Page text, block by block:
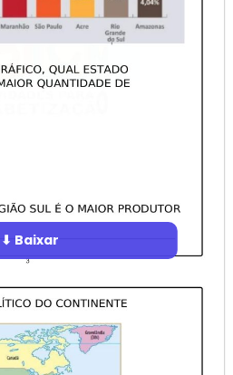
⬇ Baixar